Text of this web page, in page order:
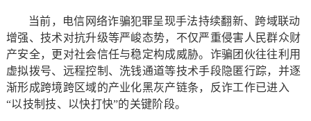
当前，电信网络诈骗犯罪呈现手法持续翻新、跨域联动
增强、技术对抗升级等严峻态势，不仅严重侵害人民群众财
产安全，更对社会信任与稳定构成威胁。诈骗团伙往往利用
虚拟拨号、远程控制、洗钱通道等技术手段隐匿行踪，并逐
渐形成跨境跨区域的产业化黑灰产链条，反诈工作已进入
“以技制技、以快打快”的关键阶段。